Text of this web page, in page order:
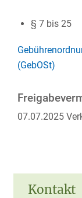
Kontakt
§ 7 bis 25
(GebOSt)
07.07.2025